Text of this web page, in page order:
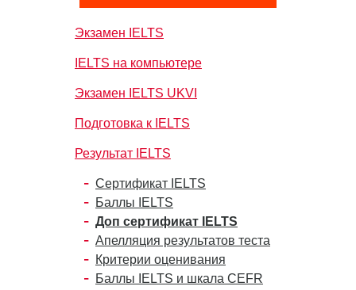
Экзамен IELTS
IELTS на компьютере
Экзамен IELTS UKVI
Подготовка к IELTS
Результат IELTS
Сертификат IELTS
Баллы IELTS
Доп сертификат IELTS
Апелляция результатов теста
Критерии оценивания
Баллы IELTS и шкала CEFR